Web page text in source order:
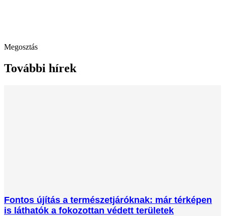
Megosztás
További hírek
Fontos újítás a természetjáróknak: már térképen
is láthatók a fokozottan védett területek